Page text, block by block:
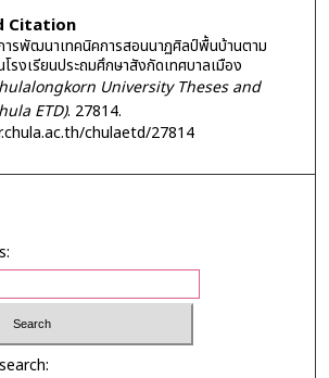
Citation
รพัฒนาเทคนิคการสอนนาฏศิลป์พื้นบ้านตาม
รงเรียนประถมศึกษาสังกัดเทศบาลเมือง
University Theses and
ETD). 27814.
chulaetd/27814